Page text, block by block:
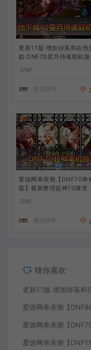
更新1.1版 增加掉落和在线
励 DNF70星月侍魂联机版
词条 护石 辟邪玉 皮肤外观
徽章 技能宝珠等 在线点
DNF
爱游网单
爱游网单亲测【DNF70单
版】最新整理超神70微变
内辅 异次元护石宝珠 未加
教学
DNF
爱游网单
猜你喜欢